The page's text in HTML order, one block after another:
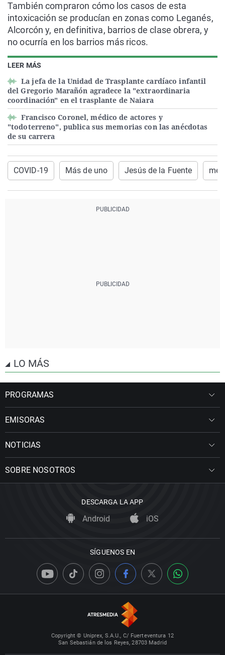
LEER MÁS
La jefa de la Unidad de Trasplante cardíaco infantil
del Gregorio Marañón agradece la "extraordinaria
coordinación" en el trasplante de Naiara
Francisco Coronel, médico de actores y
"todoterreno", publica sus memorias con las anécdotas
de su carrera
También compraron cómo los casos de esta
intoxicación se producían en zonas como Leganés,
Alcorcón y, en definitiva, barrios de clase obrera, y
no ocurría en los barrios más ricos.
COVID-19 Más de uno Jesús de la Fuente
LO MÁS
PROGRAMAS
EMISORAS
NOTICIAS
SOBRE NOSOTROS
DESCARGA LA APP
Android iOS
SÍGUENOS EN
Copyright © Uniprex, S.A.U., C/ Fuerteventura 12
San Sebastián de los Reyes, 28703 Madrid